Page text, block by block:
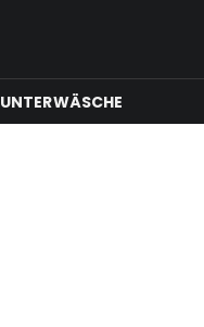
UNTERWÄSCHE